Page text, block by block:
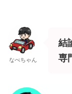
なべちゃん
結
専